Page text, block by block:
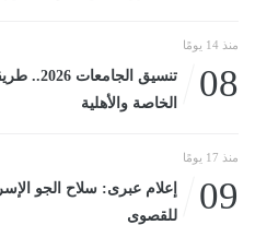
منذ 14 يومًا
08
تنسيق
الخاصة والأهلية
منذ 17 يومًا
09
إعلام عبرى: سلاح الجو
للقصوى